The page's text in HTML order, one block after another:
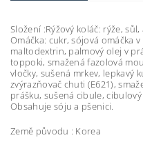
Složení :Rýžový koláč: rýže,
Omáčka: cukr, sójová omáčka
maltodextrin, palmový olej v
toppoki, smažená fazolová
vločky, sušená mrkev, lepkavý
zvýrazňovač chuti (E621),
prášku, sušená cibule,
Obsahuje sóju a pšenici.
Země původu : Korea